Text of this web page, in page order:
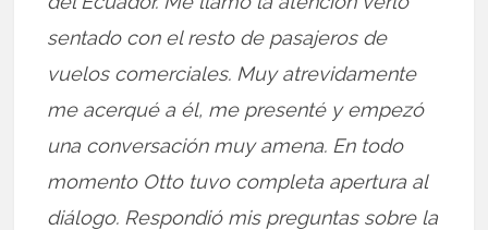
sentado con el resto de pasajeros de
vuelos comerciales. Muy atrevidamente
me acerqué a él, me presenté y empezó
una conversación muy amena. En todo
momento Otto tuvo completa apertura al
diálogo. Respondió mis preguntas sobre la